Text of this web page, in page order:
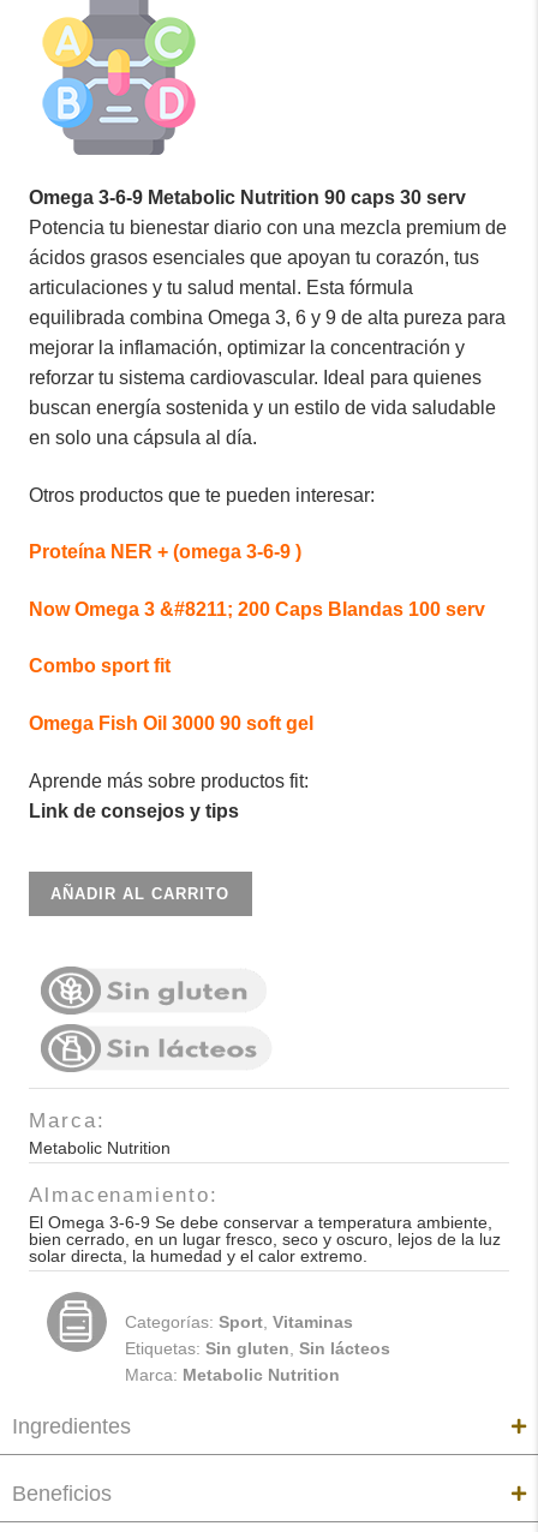
Omega 3-6-9 Metabolic Nutrition 90 caps 30 serv
Potencia tu bienestar diario con una mezcla premium de
ácidos grasos esenciales que apoyan tu corazón, tus
articulaciones y tu salud mental. Esta fórmula
equilibrada combina Omega 3, 6 y 9 de alta pureza para
mejorar la inflamación, optimizar la concentración y
reforzar tu sistema cardiovascular. Ideal para quienes
buscan energía sostenida y un estilo de vida saludable
en solo una cápsula al día.
Otros productos que te pueden interesar:
Proteína NER + (omega 3-6-9 )
Now Omega 3 &#8211; 200 Caps Blandas 100 serv
Combo sport fit
Omega Fish Oil 3000 90 soft gel
Aprende más sobre productos fit:
Link de consejos y tips
Omega
3-
Metabolic
Nutrition
90cap
30
serv
cantidad
AÑADIR AL CARRITO
Marca:
Metabolic Nutrition
Almacenamiento:
El Omega 3-6-9 Se debe conservar a temperatura ambiente,
bien cerrado, en un lugar fresco, seco y oscuro, lejos de la luz
solar directa, la humedad y el calor extremo.
Categorías: Sport Vitaminas
Etiquetas: Sin gluten Sin lácteos
Marca: Metabolic Nutrition
Ingredientes
Beneficios